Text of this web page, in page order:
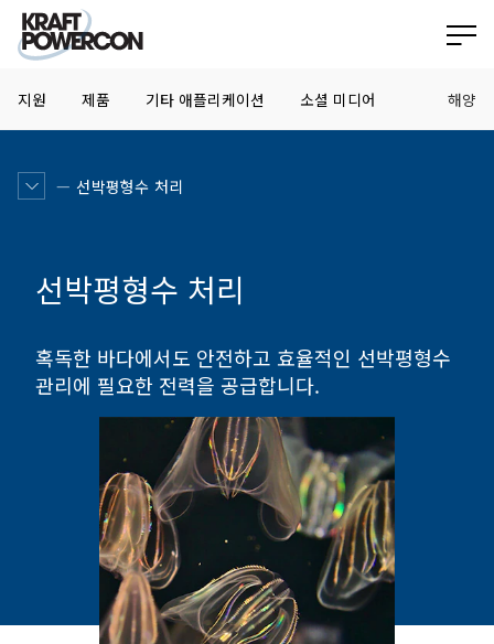
지원 제품 기타 애플리케이션 소셜 미디어 해양
선박평형수 처리
선박평형수 처리
혹독한 바다에서도 안전하고 효율적인 선박평형수
관리에 필요한 전력을 공급합니다.